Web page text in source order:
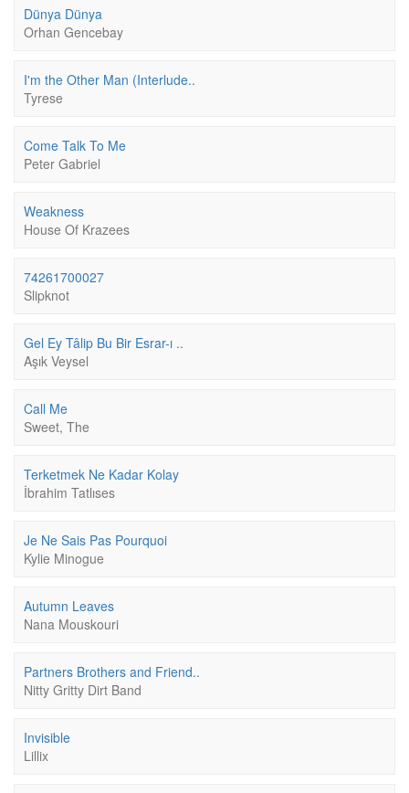
Dünya Dünya
Orhan Gencebay
I'm the Other Man (Interlude..
Tyrese
Come Talk To Me
Peter Gabriel
Weakness
House Of Krazees
74261700027
Slipknot
Gel Ey Tâlip Bu Bir Esrar-ı ..
Aşık Veysel
Call Me
Sweet, The
Terketmek Ne Kadar Kolay
İbrahim Tatlıses
Je Ne Sais Pas Pourquoi
Kylie Minogue
Autumn Leaves
Nana Mouskouri
Partners Brothers and Friend..
Nitty Gritty Dirt Band
Invisible
Lillix